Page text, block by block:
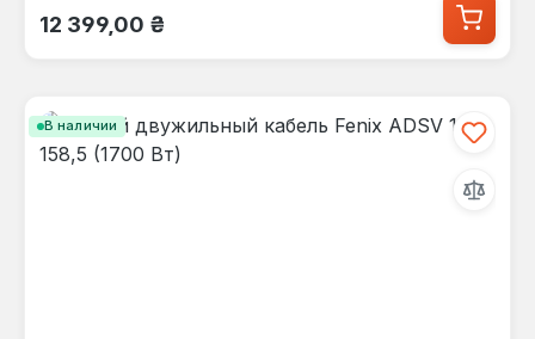
Обычная цена:
12 399,00 ₴
В наличии